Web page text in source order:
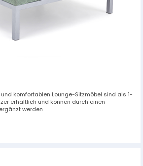
komfortablen Lounge-Sitzmöbel sind als 1-
erhältlich und können durch einen
werden